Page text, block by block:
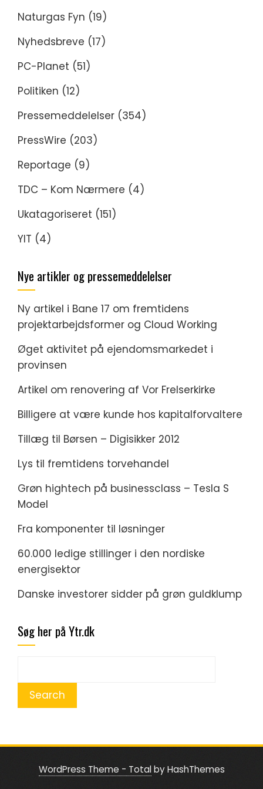
Naturgas Fyn (19)
Nyhedsbreve (17)
PC-Planet (51)
Politiken (12)
Pressemeddelelser (354)
PressWire (203)
Reportage (9)
TDC – Kom Nærmere (4)
Ukatagoriseret (151)
YIT (4)
Nye artikler og pressemeddelelser
Ny artikel i Bane 17 om fremtidens
projektarbejdsformer og Cloud Working
Øget aktivitet på ejendomsmarkedet i
provinsen
Artikel om renovering af Vor Frelserkirke
Billigere at være kunde hos kapitalforvaltere
Tillæg til Børsen – Digisikker 2012
Lys til fremtidens torvehandel
Grøn hightech på businessclass – Tesla S
Model
Fra komponenter til løsninger
60.000 ledige stillinger i den nordiske
energisektor
Danske investorer sidder på grøn guldklump
Søg her på Ytr.dk
WordPress Theme - Totalby HashThemes